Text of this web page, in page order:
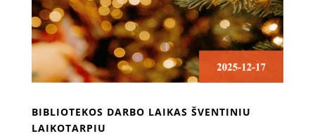
BIBLIOTEKOS DARBO LAIKAS ŠVENTINIU
LAIKOTARPIU